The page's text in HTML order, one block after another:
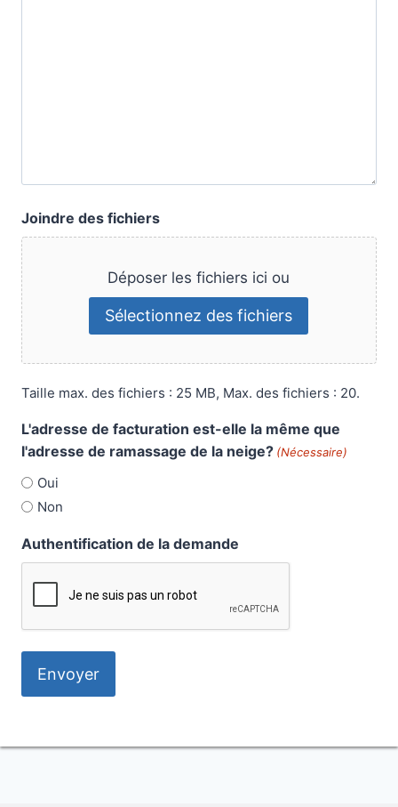
Joindre des fichiers
Déposer les fichiers ici ou
Sélectionnez des fichiers
Taille max. des fichiers : 25 MB, Max. des fichiers : 20.
L'adresse de facturation est-elle la même que
l'adresse de ramassage de la neige? (Nécessaire)
Oui
Non
Authentification de la demande